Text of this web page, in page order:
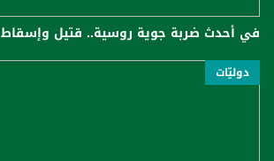
في أحدث ضربة جوية روسية.. قتيل وإسقاط 4 صواريخ كروز
دوليّات